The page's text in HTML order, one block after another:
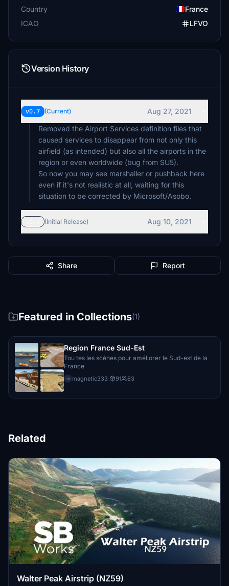
Country
France
ICAO
LFVO
Version History
v0.7 (Current)
Aug 27, 2021
Removed the Airport Services definition files that
caused services to disappear from not only this
airfield (as intended) but also all the airports in the
region or even worldwide (bug from SU5).
So now you may see marshaller or pushback here
even if it's not realistic at all, waiting for this
situation to be corrected by Microsoft/Asobo.
(Initial Release) Aug 10, 2021
Share Report
Featured in Collections(1)
Region France Sud-Est
Tou tes les scènes pour améliorer le Sud-est de la
France
m magnetic333· 91 63
Related
Walter Peak Airstrip (NZ59)